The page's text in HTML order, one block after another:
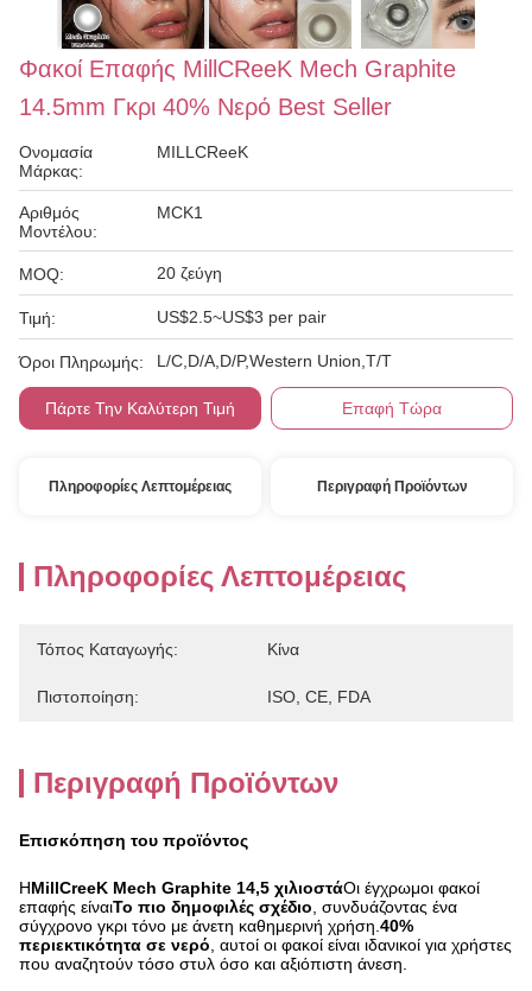
Φακοί Επαφής MillCReeK Mech Graphite
14.5mm Γκρι 40% Νερό Best Seller
Ονομασία
Μάρκας:
MILLCReeK
Αριθμός
Μοντέλου:
MCK1
MOQ: 20 ζεύγη
Τιμή: US$2.5~US$3 per pair
Όροι Πληρωμής: L/C,D/A,D/P,Western Union,T/T
Πάρτε Την Καλύτερη Τιμή Επαφή Τώρα
Πληροφορίες Λεπτομέρειας Περιγραφή Προϊόντων
Πληροφορίες Λεπτομέρειας
Τόπος Καταγωγής: Κίνα
Πιστοποίηση: ISO, CE, FDA
Περιγραφή Προϊόντων
Επισκόπηση του προϊόντος
ΗMillCreeK Mech Graphite 14,5 χιλιοστάΟι έγχρωμοι φακοί
επαφής είναιΤο πιο δημοφιλές σχέδιο , συνδυάζοντας ένα
σύγχρονο γκρι τόνο με άνετη καθημερινή χρήση. 40%
περιεκτικότητα σε νερό , αυτοί οι φακοί είναι ιδανικοί για χρήστες
που αναζητούν τόσο στυλ όσο και αξιόπιστη άνεση.